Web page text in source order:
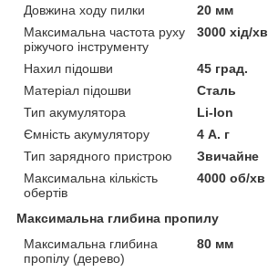
Довжина ходу пилки
20 мм
Максимальна частота руху
ріжучого інструменту
3000 хід/хв
Нахил підошви
45 град.
Матеріал підошви
Сталь
Тип акумулятора
Li-Ion
Ємність акумулятору
4 А. г
Тип зарядного пристрою
Звичайне
Максимальна кількість
обертів
4000 об/хв
Максимальна глибина пропилу
Максимальна глибина
пропілу (дерево)
80 мм